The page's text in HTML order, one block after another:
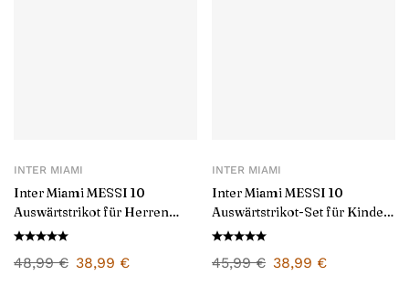
INTER MIAMI
Inter Miami MESSI 10
Auswärtstrikot für Herren
2026/27
48,99€ 38,99 €
INTER MIAMI
Inter Miami MESSI 10
Auswärtstrikot-Set für Kinder
2025/26
45,99€ 38,99 €